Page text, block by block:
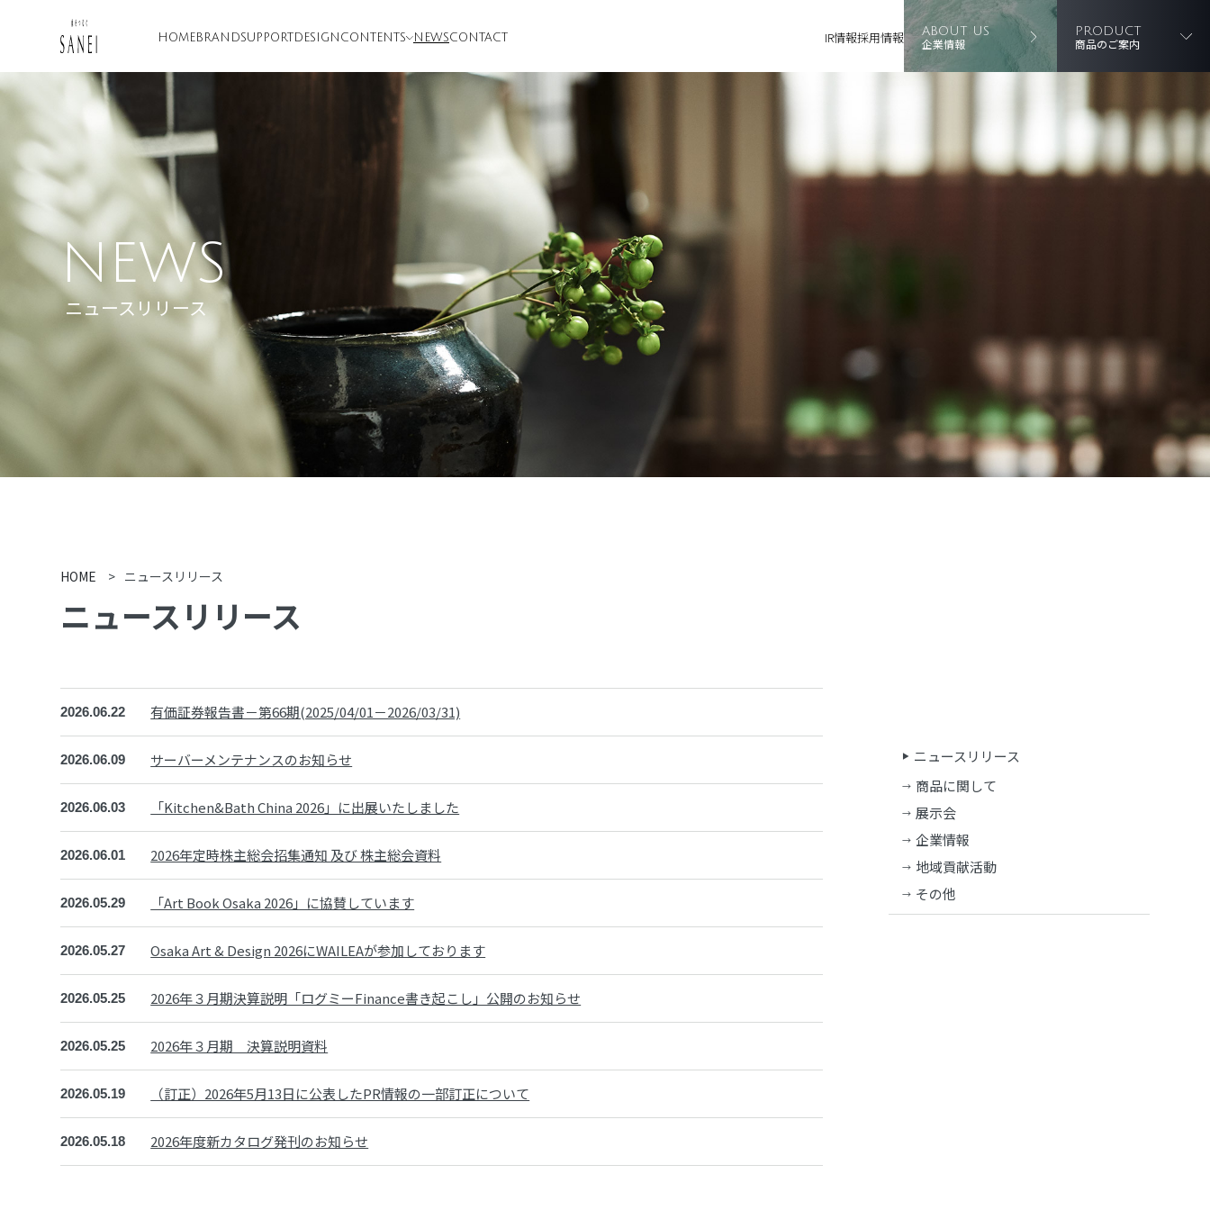
HOME BRANDSUPPORT DESIGN CONTENTS NEWSCONTACT IR情報採用情報 ABOUT US
企業情報
PRODUCT
商品のご案内
NEWS
ニュースリリース
HOME > ニュースリリース
ニュースリリース
2026.06.22 有価証券報告書－第66期(2025/04/01－2026/03/31)
2026.06.09 サーバーメンテナンスのお知らせ
2026.06.03 「Kitchen&Bath China 2026」に出展いたしました
2026.06.01 2026年定時株主総会招集通知 及び 株主総会資料
2026.05.29 「Art Book Osaka 2026」に協賛しています
2026.05.27 Osaka Art & Design 2026にWAILEAが参加しております
2026.05.25 2026年３月期決算説明「ログミーFinance書き起こし」公開のお知らせ
2026.05.25 2026年３月期 決算説明資料
2026.05.19 （訂正）2026年5月13日に公表したPR情報の一部訂正について
2026.05.18 2026年度新カタログ発刊のお知らせ
ニュースリリース
商品に関して
展示会
企業情報
地域貢献活動
その他